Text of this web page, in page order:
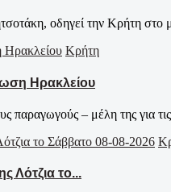
οδηγεί την Κρήτη στο
Κρήτη
Ηρακλείου
– μέλη της για τις
Λότζια το...